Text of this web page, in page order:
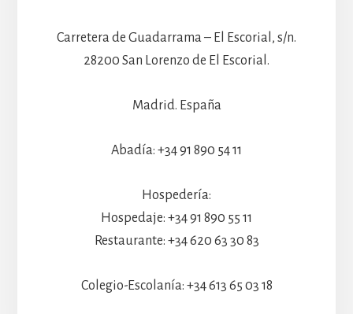
Carretera de Guadarrama – El Escorial, s/n.
28200 San Lorenzo de El Escorial.
Madrid. España
Abadía: +34 91 890 54 11
Hospedería:
Hospedaje: +34 91 890 55 11
Restaurante: +34 620 63 30 83
Colegio-Escolanía: +34 613 65 03 18